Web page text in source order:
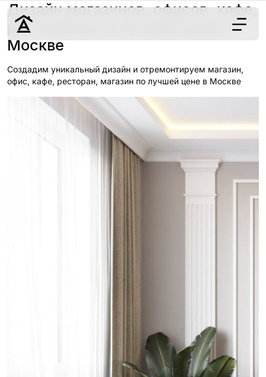
Дизайн
Ремонт
Цены
Наши работы
О нас
Контакты
г. Москва
8 (495) 109-
Дизайн магазинов, офисов, кафе,
ресторанов по лучшей цене в
Москве
Создадим уникальный дизайн и отремонтируем магазин,
офис, кафе, ресторан, магазин по лучшей цене в Москве